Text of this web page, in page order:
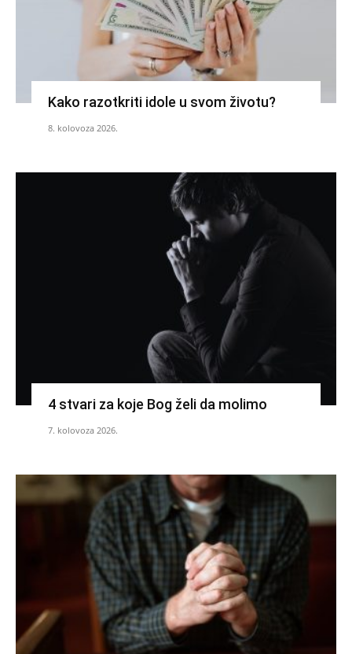
Kako razotkriti idole u svom životu?
8. kolovoza 2026.
4 stvari za koje Bog želi da molimo
7. kolovoza 2026.